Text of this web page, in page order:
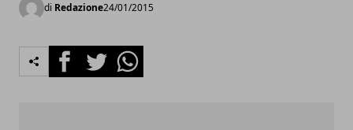
di Redazione24/01/2015
FacebookTwitterWhatsapp